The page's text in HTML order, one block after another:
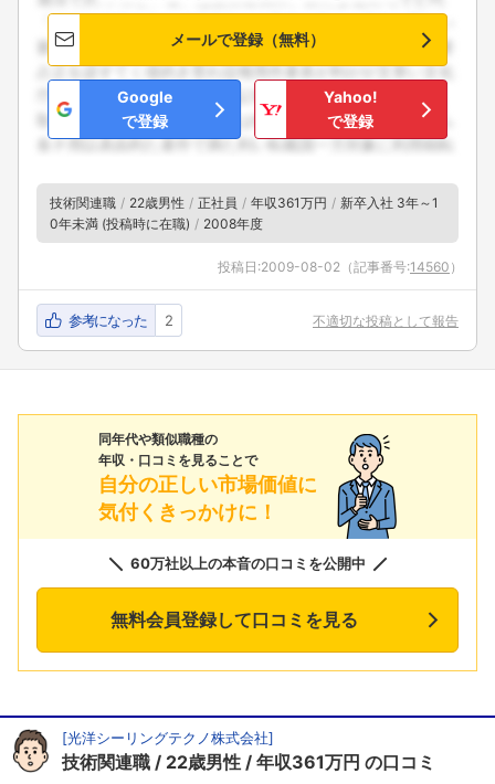
メールで登録（無料）
Google
で登録
Yahoo!
で登録
技術関連職 22歳男性 正社員 年収361万円
新卒入社 3年～1
0年未満 (投稿時に在職)
2008年度
投稿日:2009-08-02 （記事番号:14560 ）
参考になった 2 不適切な投稿として報告
同年代や類似職種の
年収・口コミを見ることで
自分の正しい市場価値に
気付くきっかけに！
60万社以上の本音の口コミを公開中
無料会員登録して口コミを見る
[光洋シーリングテクノ株式会社]
技術関連職 22歳男性 年収361万円 の口コミ